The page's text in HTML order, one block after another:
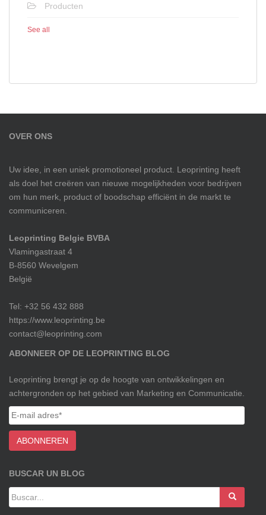
Producten
See all
OVER ONS
Uw idee, in een uniek promotioneel product. Leoprinting heeft
als doel het creëren van nieuwe mogelijkheden voor bedrijven
om hun merk, product of boodschap efficiënt in de markt te
communiceren.
Leoprinting Belgie BVBA
Vlamingastraat 4
B-8560 Wevelgem
België
Tel: +32 56 432 888
https://www.leoprinting.be
contact@leoprinting.com
ABONNEER OP DE LEOPRINTING BLOG
Leoprinting brengt je op de hoogte van ontwikkelingen en
achtergronden op het gebied van Marketing en Communicatie.
BUSCAR UN BLOG